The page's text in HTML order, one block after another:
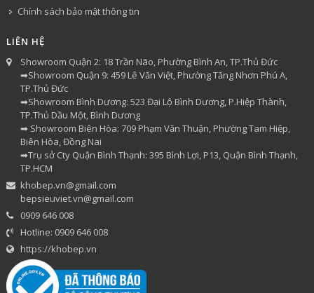
Chính sách bảo mật thông tin
LIÊN HỆ
Showroom Quận 2: 18 Trần Não, Phường Bình An, TP.Thủ Đức
➡Showroom Quận 9: 459 Lê Văn Việt, Phường Tăng Nhơn Phú A,
TP.Thủ Đức
➡Showroom Bình Dương: 523 Đại Lộ Bình Dương, P.Hiệp Thành,
TP.Thủ Dầu Một, Bình Dương
➡ Showroom Biên Hòa: 709 Phạm Văn Thuận, Phường Tam Hiệp,
Biên Hòa, Đồng Nai
➡Trụ sở Cty Quận Bình Thạnh: 395 Bình Lợi, P13, Quận Bình Thạnh,
TP.HCM
khobep.vn@gmail.com
bepsieuviet.vn@gmail.com
0909 646 008
Hotline: 0909 646 008
https://khobep.vn